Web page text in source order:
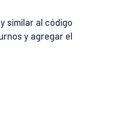
similar al código
y agregar el